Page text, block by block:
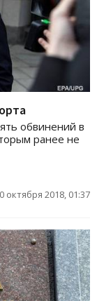
обвинений в
ранее не
октября 2018, 01:37